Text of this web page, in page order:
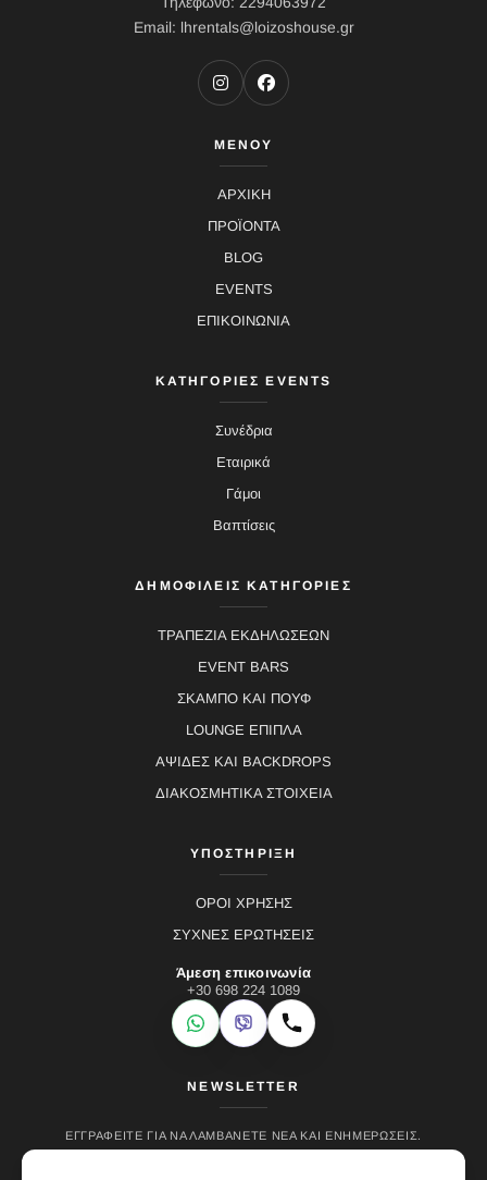
Email: lhrentals@loizoshouse.gr
ΜΕΝΟΥ
ΑΡΧΙΚΗ
ΠΡΟΪΟΝΤΑ
BLOG
EVENTS
ΕΠΙΚΟΙΝΩΝΙΑ
ΚΑΤΗΓΟΡΙΕΣ EVENTS
Συνέδρια
Εταιρικά
Γάμοι
Βαπτίσεις
ΔΗΜΟΦΙΛΕΙΣ ΚΑΤΗΓΟΡΙΕΣ
ΤΡΑΠΕΖΙΑ ΕΚΔΗΛΩΣΕΩΝ
EVENT BARS
ΣΚΑΜΠΟ ΚΑΙ ΠΟΥΦ
LOUNGE ΕΠΙΠΛΑ
ΑΨΙΔΕΣ ΚΑΙ BACKDROPS
ΔΙΑΚΟΣΜΗΤΙΚΑ ΣΤΟΙΧΕΙΑ
ΥΠΟΣΤΗΡΙΞΗ
ΟΡΟΙ ΧΡΗΣΗΣ
ΣΥΧΝΕΣ ΕΡΩΤΗΣΕΙΣ
Άμεση επικοινωνία
+30 698 224 1089
WhatsApp
Viber Κλήση
NEWSLETTER
ΕΓΓΡΑΦΕΊΤΕ ΓΙΑ ΝΑ ΛΑΜΒΆΝΕΤΕ ΝΈΑ ΚΑΙ ΕΝΗΜΕΡΏΣΕΙΣ.